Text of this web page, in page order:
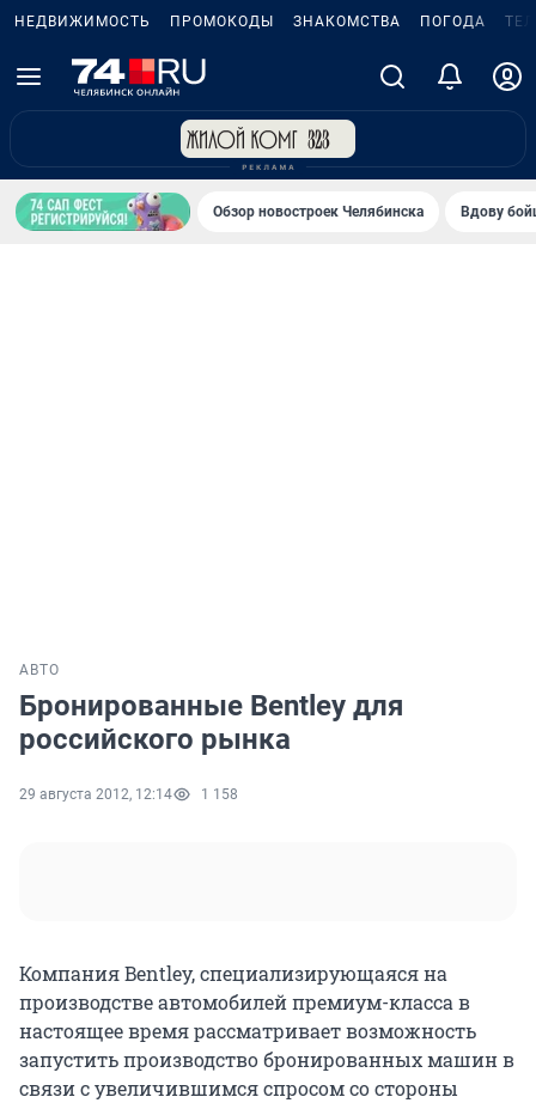
НЕДВИЖИМОСТЬ ПРОМОКОДЫ ЗНАКОМСТВА ПОГОДА
Обзор новостроек Челябинска Вдову
АВТО
Бронированные Bentley для
российского рынка
29 августа 2012, 12:14 1 158
Компания Bentley, специализирующаяся на
производстве автомобилей премиум-класса в
настоящее время рассматривает возможность
запустить производство бронированных машин в
связи с увеличившимся спросом со стороны